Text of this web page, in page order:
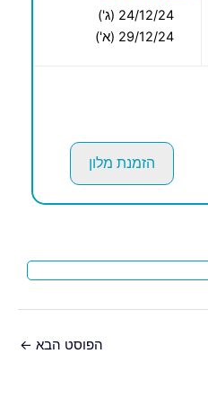
24/12/24 (ג')
29/12/24 (א')
הזמנת מלון
הפוסט הבא ←